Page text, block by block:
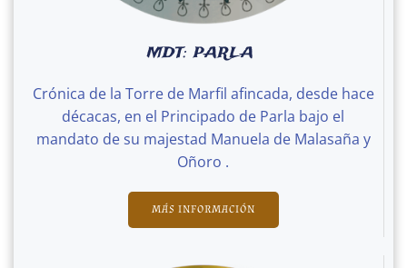
MDT: PARLA
Crónica de la Torre de Marfil afincada, desde hace
décacas, en el Principado de Parla bajo el
mandato de su majestad Manuela de Malasaña y
Oñoro .
MÁS INFORMACIÓN